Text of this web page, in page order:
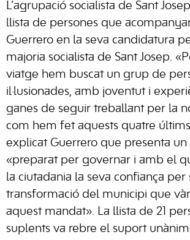
L’agrupació socialista de Sant
llista de persones que
Guerrero en la seva candidatura
majoria socialista de Sant Josep.
viatge hem buscat un grup de
il·lusionades, amb joventut i
ganes de seguir treballant per la
com hem fet aquests quatre
explicat Guerrero que presenta un
«preparat per governar i amb el
la ciutadania la seva confiança
transformació del municipi que
aquest mandat». La llista de 21
suplents va rebre el suport